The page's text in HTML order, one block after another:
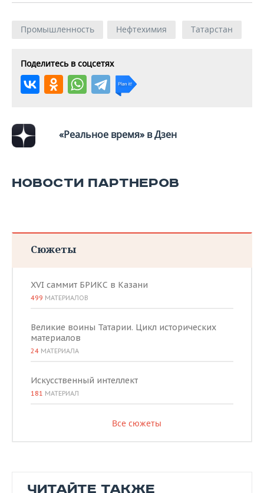
Промышленность Нефтехимия Татарстан
Поделитесь в соцсетях
«Реальное время» в Дзен
НОВОСТИ ПАРТНЕРОВ
Сюжеты
XVI саммит БРИКС в Казани
499 МАТЕРИАЛОВ
Великие воины Татарии. Цикл исторических
материалов
24 МАТЕРИАЛА
Искусственный интеллект
181 МАТЕРИАЛ
Все сюжеты
ЧИТАЙТЕ ТАКЖЕ